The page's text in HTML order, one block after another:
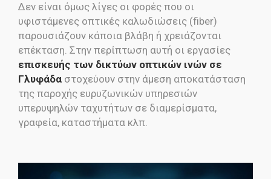
Δεν είναι όμως λίγες οι φορές που οι
υφιστάμενες οπτικές καλωδιώσεις (fiber)
παρουσιάζουν κάποια βλάβη ή χρειάζονται
επέκταση. Στην περίπτωση αυτή οι εργασίες
επισκευής των δικτύων οπτικών ινών σε
Γλυφάδα στοχεύουν στην άμεση αποκατάσταση
της παροχής ευρυζωνικών υπηρεσιών
υπερυψηλών ταχυτήτων σε διαμερίσματα,
γραφεία, καταστήματα κλπ.